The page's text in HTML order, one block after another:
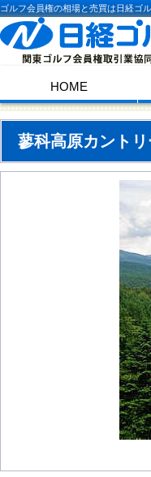
ゴルフ会員権の相場と売買は日経ゴ
HOME
蓼科高原カント